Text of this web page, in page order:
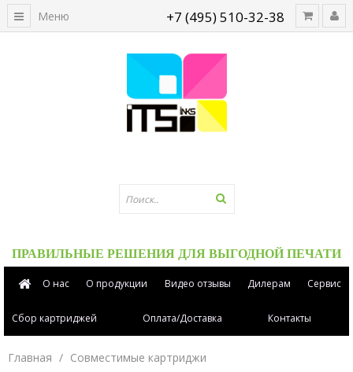
+7 (495) 510-32-38
ПРАВИЛЬНЫЕ РЕШЕНИЯ ДЛЯ ВЫГОДНОЙ ПЕЧАТИ
Меню
О нас О продукции Видео отзывы Дилерам Сервис
Сбор картриджей Оплата/Доставка Контакты
Главная
Совместимые картриджи